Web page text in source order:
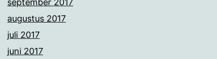
september 2017
augustus 2017
juli 2017
juni 2017